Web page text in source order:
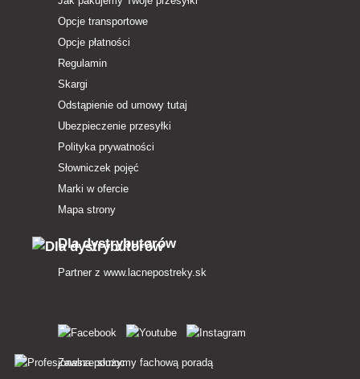
Opcje transportowe
Opcje płatności
Regulamin
Skargi
Odstąpienie od umowy tutaj
Ubezpieczenie przesyłki
Polityka prywatności
Słowniczek pojęć
Marki w ofercie
Mapa strony
Dla dystrybutorów
Partner z www.lacnepostreky.sk
Zawsze służymy fachową poradą